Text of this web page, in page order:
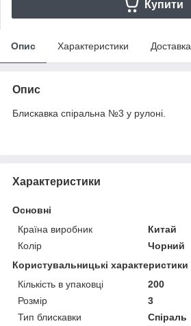
Купити
Опис Характеристики Доставка
Опис
Блискавка спіральна №3 у рулоні.
Характеристики
Основні
Країна виробник
Китай
Колір
Чорний
Користувальницькі характеристики
Кількість в упаковці
200
Розмір
3
Тип блискавки
Спіраль